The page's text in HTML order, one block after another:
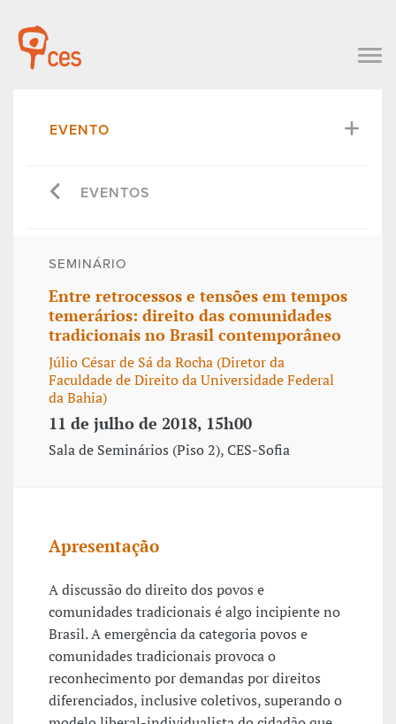
EVENTO
EVENTOS
SEMINÁRIO
Entre retrocessos e tensões em tempos
temerários: direito das comunidades
tradicionais no Brasil contemporâneo
Júlio César de Sá da Rocha (Diretor da
Faculdade de Direito da Universidade Federal
da Bahia)
11 de julho de 2018, 15h00
Sala de Seminários (Piso 2), CES-Sofia
Apresentação
A discussão do direito dos povos e
comunidades tradicionais é algo incipiente no
Brasil. A emergência da categoria povos e
comunidades tradicionais provoca o
reconhecimento por demandas por direitos
diferenciados, inclusive coletivos, superando o